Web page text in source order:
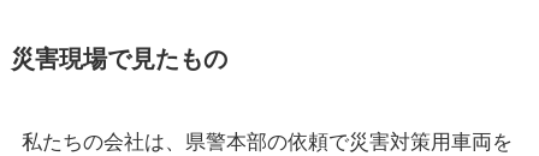
災害現場で見たもの
私たちの会社は、県警本部の依頼で災害対策用車両を